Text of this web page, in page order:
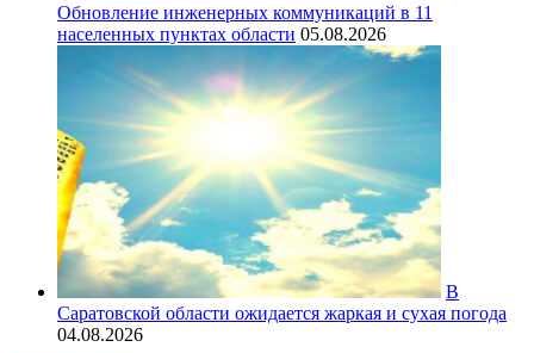
Обновление инженерных коммуникаций в 11
населенных пунктах области 05.08.2026
В
Саратовской области ожидается жаркая и сухая погода
04.08.2026